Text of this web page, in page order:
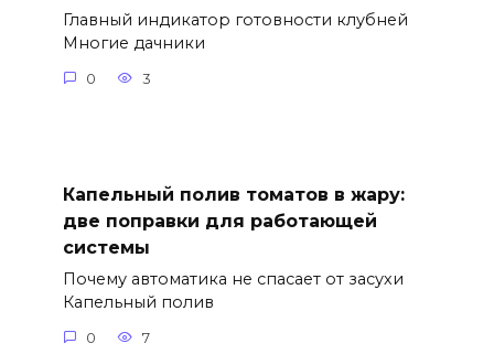
Главный индикатор готовности клубней
Многие дачники
0 3
Капельный полив томатов в жару:
две поправки для работающей
системы
Почему автоматика не спасает от засухи
Капельный полив
0 7